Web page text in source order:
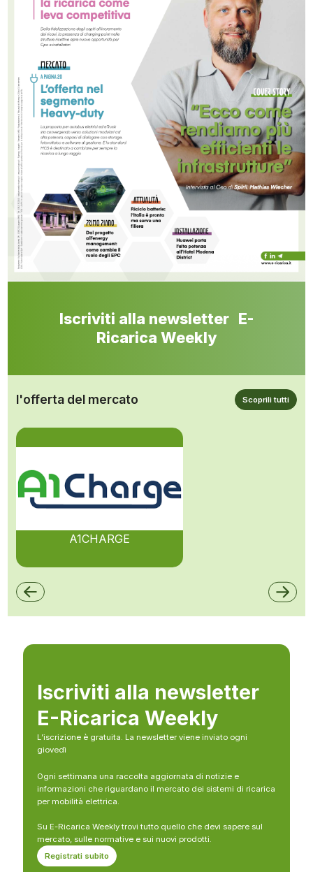
Iscriviti alla newsletter E-
Ricarica Weekly
l'offerta del mercato Scoprili tutti
A1CHARGE
Iscriviti alla newsletter
E-Ricarica Weekly
L’iscrizione è gratuita. La newsletter viene inviato ogni
giovedì
Ogni settimana una raccolta aggiornata di notizie e
informazioni che riguardano il mercato dei sistemi di ricarica
per mobilità elettrica.
Su E-Ricarica Weekly trovi tutto quello che devi sapere sul
mercato, sulle normative e sui nuovi prodotti.
Registrati subito